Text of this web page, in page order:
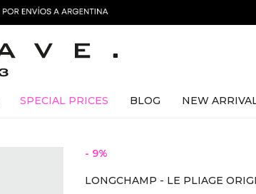
SPECIAL PRICES BLOG NEW
9
LONGCHAMP - LE PLIAGE